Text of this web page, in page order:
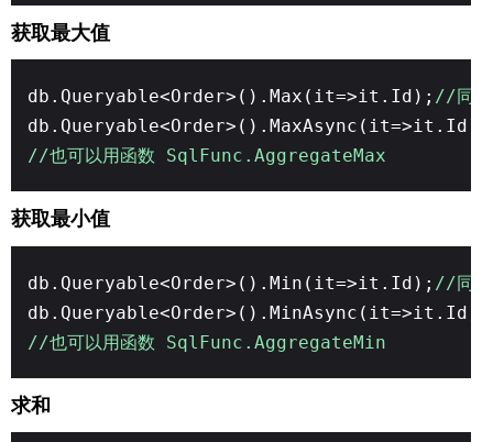
获取最大值
db.Queryable<Order>().Max(it=>it.Id); //同
db.Queryable<Order>().MaxAsync(it=>it.Id);
//也可以用函数 SqlFunc.AggregateMax
获取最小值
db.Queryable<Order>().Min(it=>it.Id); //同步
db.Queryable<Order>().MinAsync(it=>it.Id);
//也可以用函数 SqlFunc.AggregateMin
求和